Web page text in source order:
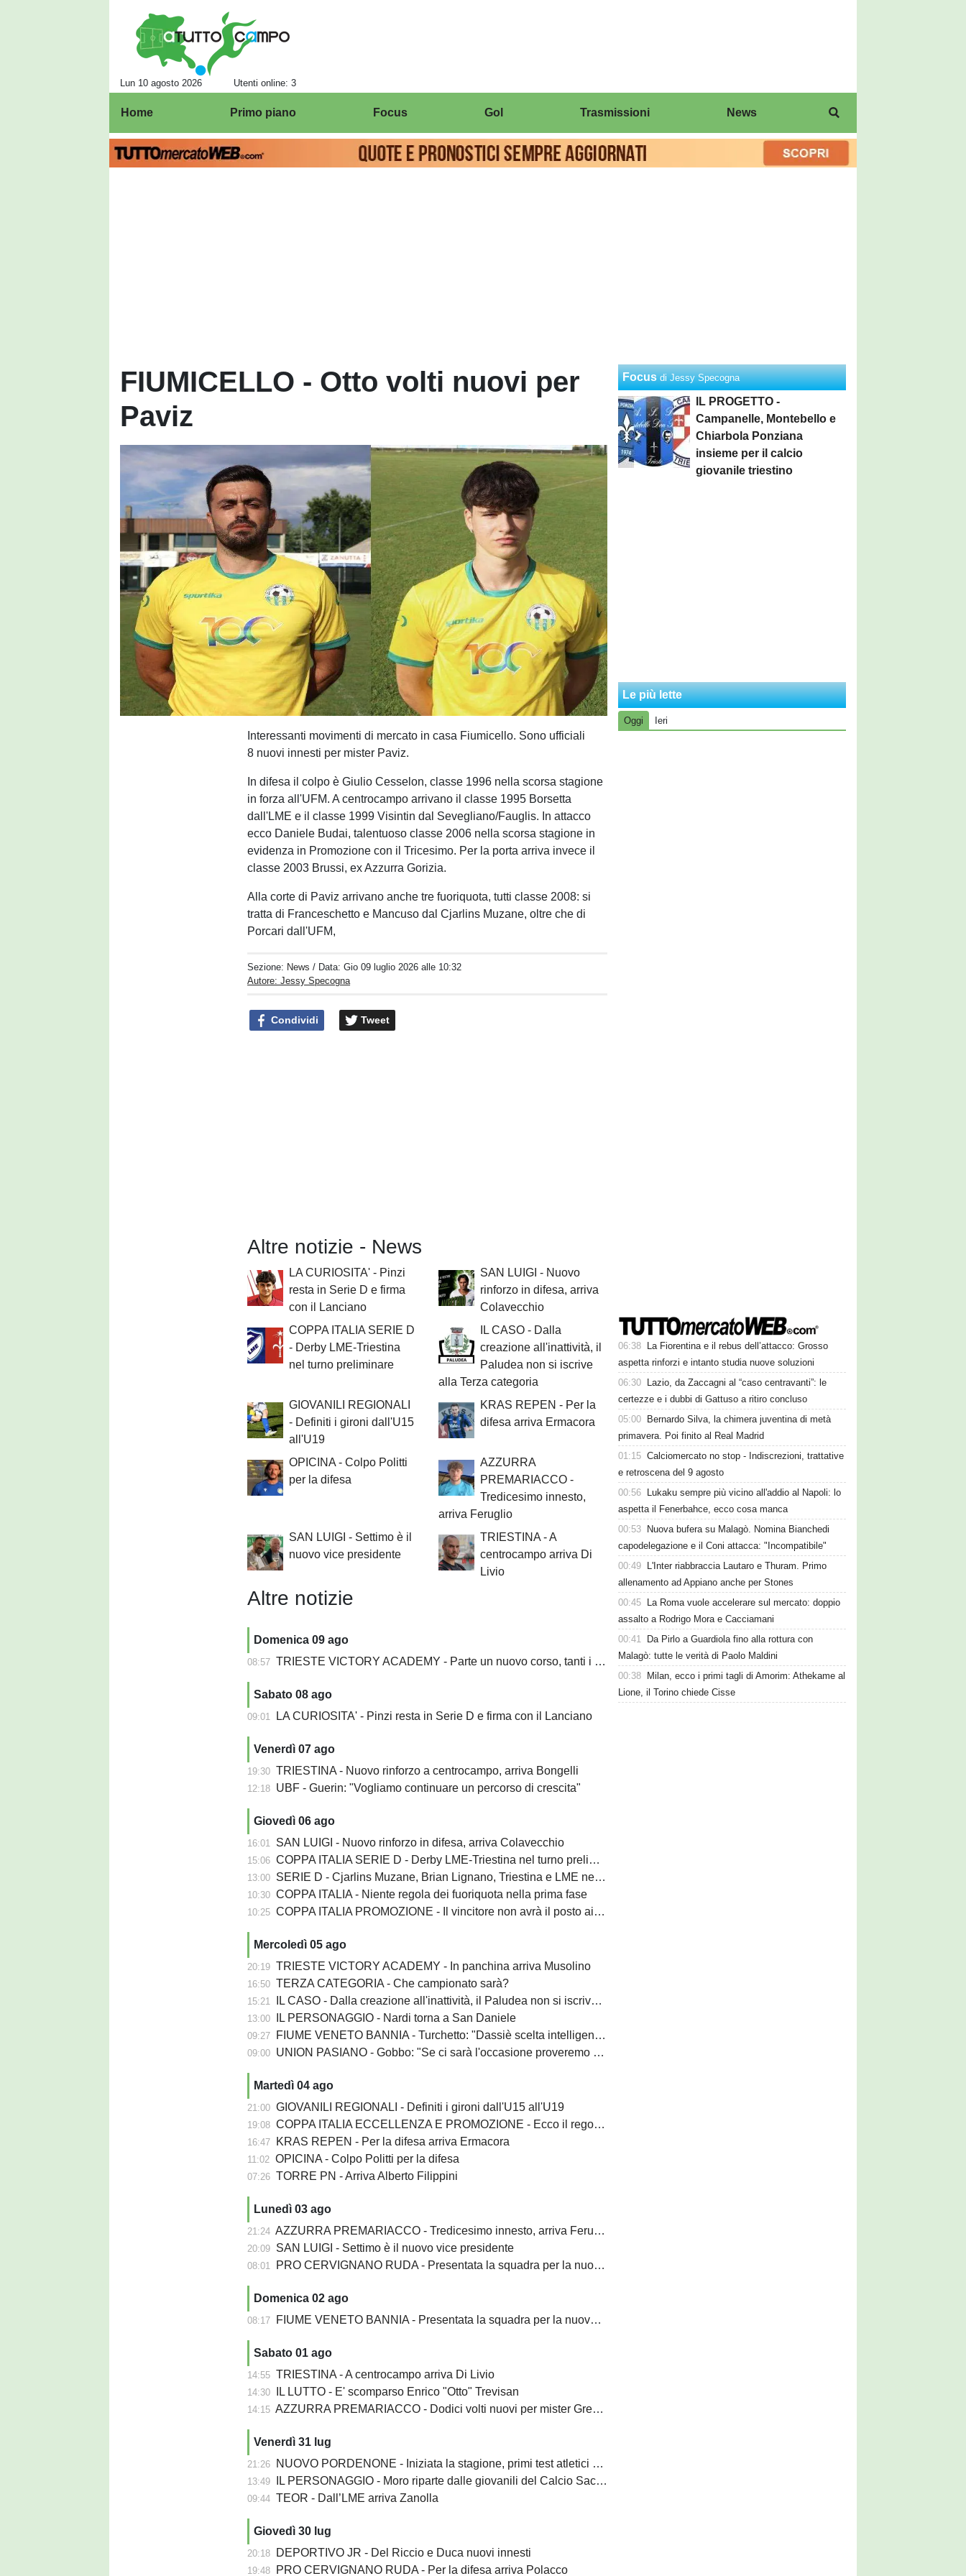
Lun 10 agosto 2026 Utenti online: 3
Home Primo piano Focus Gol Trasmissioni News
FIUMICELLO - Otto volti nuovi per
Paviz
Interessanti movimenti di mercato in casa Fiumicello. Sono ufficiali
8 nuovi innesti per mister Paviz.
In difesa il colpo è Giulio Cesselon, classe 1996 nella scorsa stagione
in forza all'UFM. A centrocampo arrivano il classe 1995 Borsetta
dall'LME e il classe 1999 Visintin dal Sevegliano/Fauglis. In attacco
ecco Daniele Budai, talentuoso classe 2006 nella scorsa stagione in
evidenza in Promozione con il Tricesimo. Per la porta arriva invece il
classe 2003 Brussi, ex Azzurra Gorizia.
Alla corte di Paviz arrivano anche tre fuoriquota, tutti classe 2008: si
tratta di Franceschetto e Mancuso dal Cjarlins Muzane, oltre che di
Porcari dall'UFM,
Sezione: News / Data:Gio 09 luglio 2026 alle 10:32
Autore: Jessy Specogna
Condividi Tweet
Altre notizie - News
LA CURIOSITA' - Pinzi
resta in Serie D e firma
con il Lanciano
SAN LUIGI - Nuovo
rinforzo in difesa, arriva
Colavecchio
COPPA ITALIA SERIE D
- Derby LME-Triestina
nel turno preliminare
IL CASO - Dalla
creazione all'inattività, il
Paludea non si iscrive
alla Terza categoria
GIOVANILI REGIONALI
- Definiti i gironi dall'U15
all'U19
KRAS REPEN - Per la
difesa arriva Ermacora
OPICINA - Colpo Politti
per la difesa
AZZURRA
PREMARIACCO -
Tredicesimo innesto,
arriva Feruglio
SAN LUIGI - Settimo è il
nuovo vice presidente
TRIESTINA - A
centrocampo arriva Di
Livio
Altre notizie
Domenica 09 ago
08:57 TRIESTE VICTORY ACADEMY - Parte un nuovo corso, tanti i volti nuovi
Sabato 08 ago
09:01 LA CURIOSITA' - Pinzi resta in Serie D e firma con il Lanciano
Venerdì 07 ago
19:30 TRIESTINA - Nuovo rinforzo a centrocampo, arriva Bongelli
12:18 UBF - Guerin: "Vogliamo continuare un percorso di crescita"
Giovedì 06 ago
16:01 SAN LUIGI - Nuovo rinforzo in difesa, arriva Colavecchio
15:06 COPPA ITALIA SERIE D - Derby LME-Triestina nel turno preliminare
13:00 SERIE D - Cjarlins Muzane, Brian Lignano, Triestina e LME nel girone C
10:30 COPPA ITALIA - Niente regola dei fuoriquota nella prima fase
10:25 COPPA ITALIA PROMOZIONE - Il vincitore non avrà il posto ai play-off
Mercoledì 05 ago
20:19 TRIESTE VICTORY ACADEMY - In panchina arriva Musolino
16:50 TERZA CATEGORIA - Che campionato sarà?
15:21 IL CASO - Dalla creazione all'inattività, il Paludea non si iscrive alla Terza categoria
13:00 IL PERSONAGGIO - Nardi torna a San Daniele
09:27 FIUME VENETO BANNIA - Turchetto: "Dassiè scelta intelligente. Costruito una squadra esperta"
09:00 UNION PASIANO - Gobbo: "Se ci sarà l'occasione proveremo a salire. Franco Martin? Un vincente"
Martedì 04 ago
21:00 GIOVANILI REGIONALI - Definiti i gironi dall'U15 all'U19
19:08 COPPA ITALIA ECCELLENZA E PROMOZIONE - Ecco il regolamento
16:47 KRAS REPEN - Per la difesa arriva Ermacora
11:02 OPICINA - Colpo Politti per la difesa
07:26 TORRE PN - Arriva Alberto Filippini
Lunedì 03 ago
21:24 AZZURRA PREMARIACCO - Tredicesimo innesto, arriva Feruglio
20:09 SAN LUIGI - Settimo è il nuovo vice presidente
08:01 PRO CERVIGNANO RUDA - Presentata la squadra per la nuova stagione
Domenica 02 ago
08:17 FIUME VENETO BANNIA - Presentata la squadra per la nuova stagione
Sabato 01 ago
14:55 TRIESTINA - A centrocampo arriva Di Livio
14:30 IL LUTTO - E' scomparso Enrico "Otto" Trevisan
14:15 AZZURRA PREMARIACCO - Dodici volti nuovi per mister Gregoratti
Venerdì 31 lug
21:26 NUOVO PORDENONE - Iniziata la stagione, primi test atletici al De Marchi
13:49 IL PERSONAGGIO - Moro riparte dalle giovanili del Calcio Sacile 2026
09:44 TEOR - Dall’LME arriva Zanolla
Giovedì 30 lug
20:18 DEPORTIVO JR - Del Riccio e Duca nuovi innesti
19:48 PRO CERVIGNANO RUDA - Per la difesa arriva Polacco
Focus di Jessy Specogna
IL PROGETTO -
Campanelle, Montebello e
Chiarbola Ponziana
insieme per il calcio
giovanile triestino
Le più lette
Oggi Ieri
06:38
La Fiorentina e il rebus dell’attacco: Grosso
aspetta rinforzi e intanto studia nuove soluzioni
06:30
Lazio, da Zaccagni al “caso centravanti”: le
certezze e i dubbi di Gattuso a ritiro concluso
05:00
Bernardo Silva, la chimera juventina di metà
primavera. Poi finito al Real Madrid
01:15 Calciomercato no stop - Indiscrezioni, trattative
e retroscena del 9 agosto
00:56
Lukaku sempre più vicino all'addio al Napoli: lo
aspetta il Fenerbahce, ecco cosa manca
00:53
Nuova bufera su Malagò. Nomina Bianchedi
capodelegazione e il Coni attacca: "Incompatibile"
00:49
L'Inter riabbraccia Lautaro e Thuram. Primo
allenamento ad Appiano anche per Stones
00:45
La Roma vuole accelerare sul mercato: doppio
assalto a Rodrigo Mora e Cacciamani
00:41
Da Pirlo a Guardiola fino alla rottura con
Malagò: tutte le verità di Paolo Maldini
00:38
Milan, ecco i primi tagli di Amorim: Athekame al
Lione, il Torino chiede Cisse